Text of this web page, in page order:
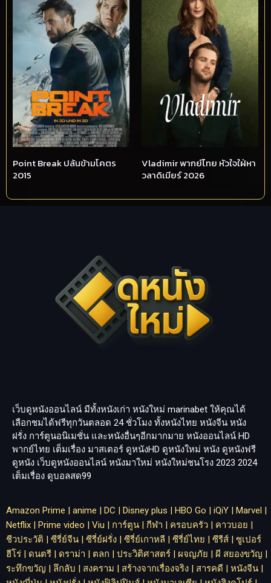
Point Break ปล้นข้ามโคตร
2015
Vladimir พากย์ไทย หัวใจใฝ่หา
วลาดิเมียร์ 2026
เว็บดูหนังออนไลน์ มีทั้งหนังเก่า หนังใหม่ marinabet ให้คุณได้
เลือกชมได้ฟรีทุกวันตลอด 24 ชั่วโมง ทั้งหนังไทย หนังจีน หนัง
ฝรั่ง การ์ตูนอนิเมชั่น และหนังอื่นๆอีกมากมาย หนังออนไลน์ HD
พากย์ไทย เต็มเรื่อง มาสเตอร์ ดูหนังHD ดูหนังใหม่ หนัง ดูหนังฟรี
ดูหนัง เว็บดูหนังออนไลน์ หนังมาใหม่ หนังใหม่ชนโรง 2023 2024
เต็มเรื่อง ดูบอลสด99
Amazon Prime | anime | DC | Disney plus | HBO Go | iQiY | Marvel |
Netflix | Prime video | Viu | การ์ตูน | กีฬา | ครอบครัว | คาวบอย |
ชีวประวัติ | ซีรี่ย์จีน | ซีรี่ย์ฝรั่ง | ซีรี่ย์เกาหลี | ซีรี่ย์ไทย | ซีรีส์ | ซูเปอร์
ฮีโร่ | ดนตรี | ดราม่า | ตลก | ประวิติศาสตร์ | ผจญภัย | ผี สยองขวัญ |
ระทึกขวัญ | ลึกลับ | สงคราม | สร้างจากเรื่องจริง | สารคดี | หนังจีน |